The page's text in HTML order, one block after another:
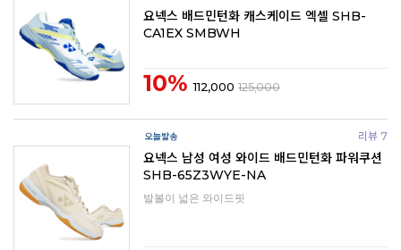
요넥스 배드민턴화 캐스케이드 엑셀 SHB-
CA1EX SMBWH
10% 112,000 125,000
리뷰 7
요넥스 남성 여성 와이드 배드민턴화 파워쿠션
SHB-65Z3WYE-NA
발볼이 넓은 와이드핏